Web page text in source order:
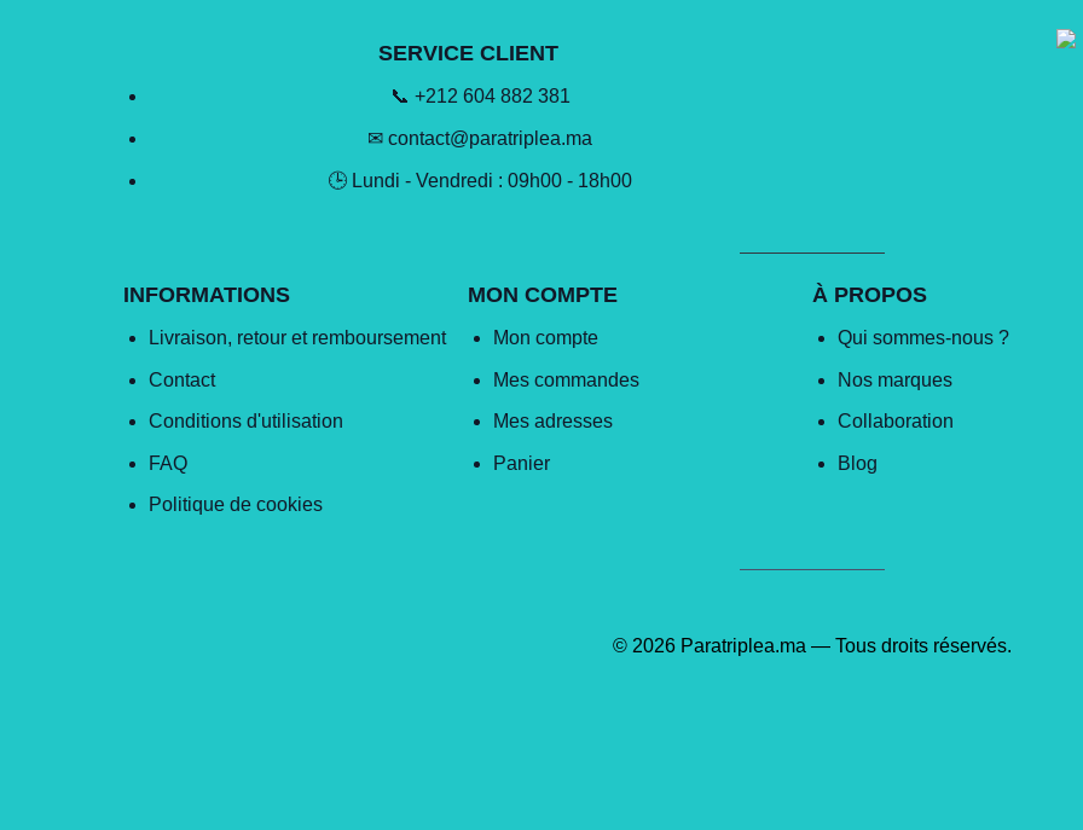
SERVICE CLIENT
📞 +212 604 882 381
✉ contact@paratriplea.ma
🕒 Lundi - Vendredi : 09h00 - 18h00
INFORMATIONS
Livraison, retour et remboursement
Contact
Conditions d'utilisation
FAQ
Politique de cookies
MON COMPTE
Mon compte
Mes commandes
Mes adresses
Panier
À PROPOS
Qui sommes-nous ?
Nos marques
Collaboration
Blog
© 2026 Paratriplea.ma — Tous droits réservés.